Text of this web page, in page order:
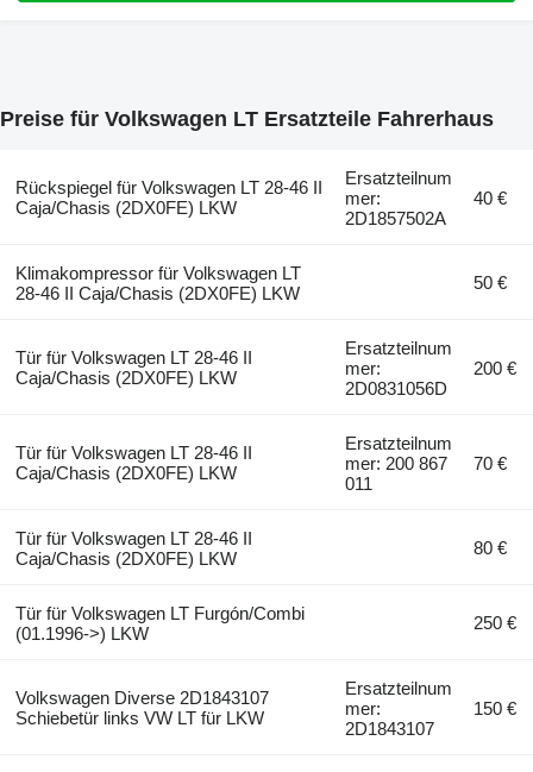
Preise für Volkswagen LT Ersatzteile Fahrerhaus
Rückspiegel für Volkswagen LT 28-46 II
Caja/Chasis (2DX0FE) LKW
Ersatzteilnum
mer:
2D1857502A
40 €
Klimakompressor für Volkswagen LT
28-46 II Caja/Chasis (2DX0FE) LKW
50 €
Tür für Volkswagen LT 28-46 II
Caja/Chasis (2DX0FE) LKW
Ersatzteilnum
mer:
2D0831056D
200 €
Tür für Volkswagen LT 28-46 II
Caja/Chasis (2DX0FE) LKW
Ersatzteilnum
mer: 200 867
011
70 €
Tür für Volkswagen LT 28-46 II
Caja/Chasis (2DX0FE) LKW
80 €
Tür für Volkswagen LT Furgón/Combi
(01.1996->) LKW
250 €
Volkswagen Diverse 2D1843107
Schiebetür links VW LT für LKW
Ersatzteilnum
mer:
2D1843107
150 €